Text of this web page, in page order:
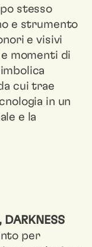
stesso
e strumento
e visivi
momenti di
cui trae
in un
e la
per